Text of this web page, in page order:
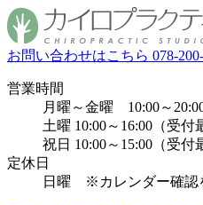
お問い合わせはこちら 078-
営業時間
月曜～金曜 10:00～
土曜 10:00～16:00（受付
祝日 10:00～15:00（受付
定休日
日曜 ※カレンダー確認